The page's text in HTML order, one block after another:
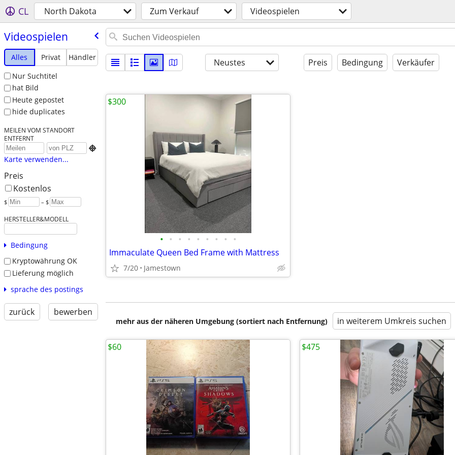
CL North Dakota Zum Verkauf Videospielen
Videospielen
Alles Privat
Händler
Nur Suchtitel
hat Bild
Heute gepostet
hide duplicates
MEILEN VOM STANDORT
ENTFERNT

Karte verwenden...
Preis
Kostenlos
$ – $
HERSTELLER&MODELL
Bedingung
Kryptowährung OK
Lieferung möglich
sprache des postings
zurück bewerben
Neustes Preis Bedingung Verkäufer
• • • • • • • • •
Immaculate Queen Bed Frame with Mattress
7/20 Jamestown
$300
mehr aus der näheren Umgebung (sortiert nach Entfernung) in weiterem Umkreis suchen
$60 $475